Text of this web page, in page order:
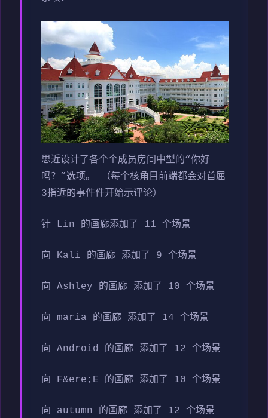
思近设计了各个个成员房间中型的“你好
吗？”选项。 （每个核角目前端都会对首屈
3指近的事件件开始示评论）
针 Lin 的画廊添加了 11 个场景
向 Kali 的画廊 添加了 9 个场景
向 Ashley 的画廊 添加了 10 个场景
向 maria 的画廊 添加了 14 个场景
向 Android 的画廊 添加了 12 个场景
向 F&ere;E 的画廊 添加了 10 个场景
向 autumn 的画廊 添加了 12 个场景